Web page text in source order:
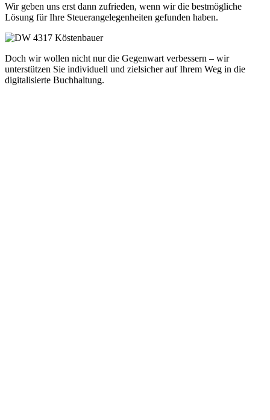
Wir geben uns erst dann zufrieden, wenn wir die bestmögliche
Lösung für Ihre Steuerangelegenheiten gefunden haben.
Doch wir wollen nicht nur die Gegenwart verbessern – wir
unterstützen Sie individuell und zielsicher auf Ihrem Weg in die
digitalisierte Buchhaltung.